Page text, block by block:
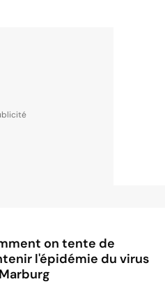
on tente de
l'épidémie du virus